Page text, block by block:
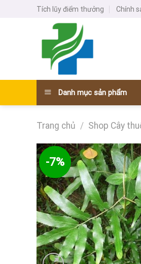
Tích lũy điểm thưởng Chính
Danh mục sản phẩm
Trang chủ / Shop Cây
-7%